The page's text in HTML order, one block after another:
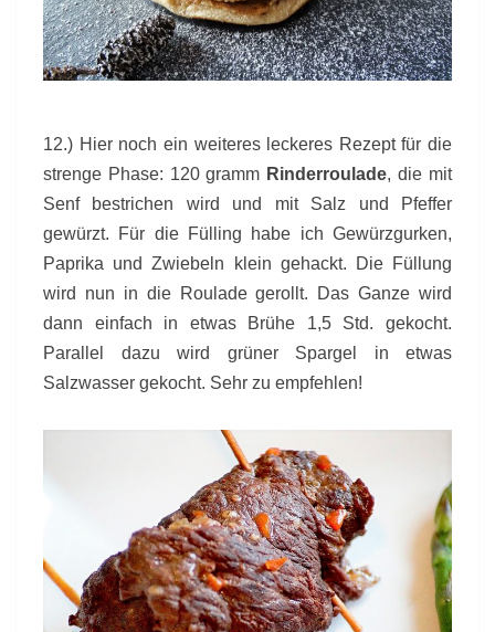
12.) Hier noch ein weiteres leckeres Rezept für die
strenge Phase: 120 gramm Rinderroulade, die mit
Senf bestrichen wird und mit Salz und Pfeffer
gewürzt. Für die Fülling habe ich Gewürzgurken,
Paprika und Zwiebeln klein gehackt. Die Füllung
wird nun in die Roulade gerollt. Das Ganze wird
dann einfach in etwas Brühe 1,5 Std. gekocht.
Parallel dazu wird grüner Spargel in etwas
Salzwasser gekocht. Sehr zu empfehlen!